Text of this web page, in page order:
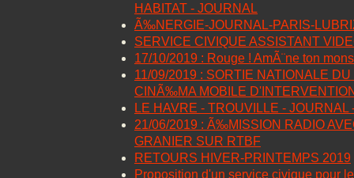
HABITAT - JOURNAL
Ã‰NERGIE-JOURNAL-PARIS-
SERVICE CIVIQUE ASSISTANT
17/10/2019 : Rouge ! AmÃ¨ne ton
11/09/2019 : SORTIE NATIONALE
CINÃ‰MA MOBILE
LE HAVRE - TROUVILLE - JOURNAL
21/06/2019 : Ã‰MISSION RADIO
GRANIER SUR RTBF
RETOURS HIVER-PRINTEMPS 2019
Proposition d'un service civique pour